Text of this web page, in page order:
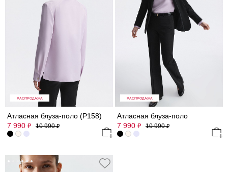
РАСПРОДАЖА
Атласная блуза-поло (Р158)
7 990 ₽ 10 990₽
РАСПРОДАЖА
Атласная блуза-поло
7 990 ₽ 10 990₽